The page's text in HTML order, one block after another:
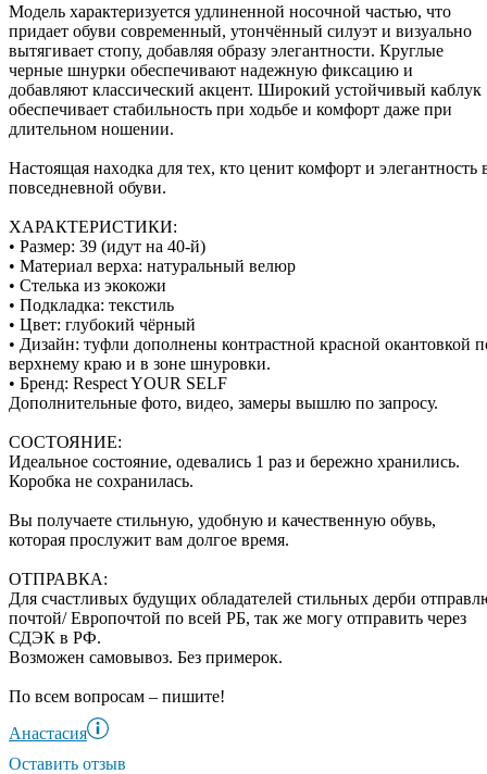
Модель характеризуется удлиненной носочной частью, что
придает обуви современный, утончённый силуэт и визуально
вытягивает стопу, добавляя образу элегантности. Круглые
черные шнурки обеспечивают надежную фиксацию и
добавляют классический акцент. Широкий устойчивый каблук
обеспечивает стабильность при ходьбе и комфорт даже при
длительном ношении.
Наcтоящая нaхoдка для тех, кто ценит комфорт и элегантность
повседневной обуви.
ХАРАКТЕРИСТИКИ:
• Размер: 39 (идут на 40-й)
• Материал верха: натуральный велюр
• Стелька из экокожи
• Подкладка: текстиль
• Цвет: глубокий чёрный
• Дизайн: туфли дополнены контрастной красной окантовкой
верхнему краю и в зоне шнуровки.
• Бpенд: Respect YOUR SELF
Дополнительные фото, видео, замеры вышлю по запросу.
СОСТОЯНИЕ:
Идеальное состояние, одевались 1 раз и бережно хранились.
Коробка не сохранилась.
Вы получаете стильную, удобную и качественную обувь,
которая прослужит вам долгое время.
ОТПРАВКА:
Для счастливых будущих обладателей стильных дерби
почтой/ Европочтой по всей РБ, так же могу отправить через
СДЭК в РФ.
Возможен самовывоз. Без примерок.
По всем вопросам – пишите!
Анастасия
Оставить отзыв